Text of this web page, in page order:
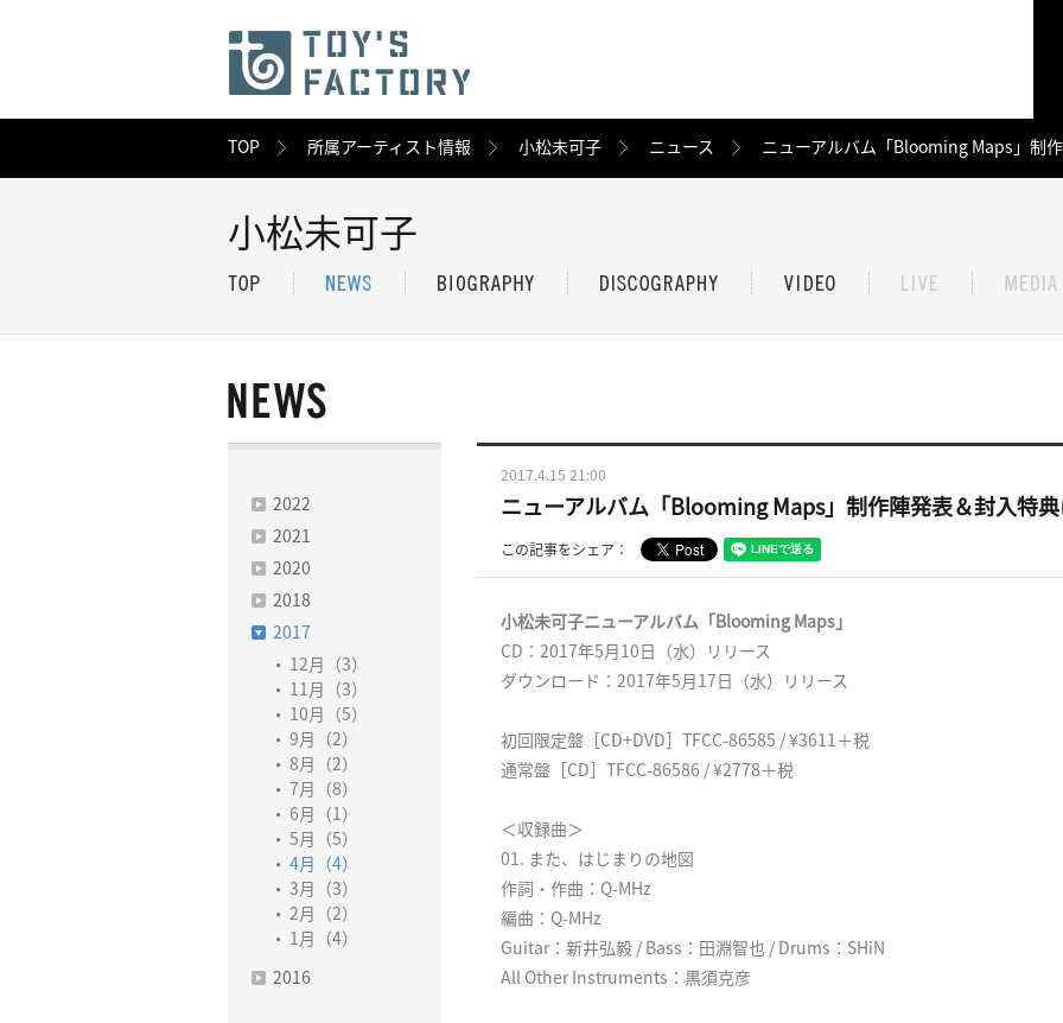
TOP 所属アーティスト情報 小松未可子 ニュース ニューアルバム「Blooming Maps」制
小松未可子
2022
2021
2020
2018
2017
12月（3）
11月（3）
10月（5）
9月（2）
8月（2）
7月（8）
6月（1）
5月（5）
4月（4）
3月（3）
2月（2）
1月（4）
2016
2017.4.15 21:00
ニューアルバム「Blooming Maps」制作陣発表＆封入特
この記事をシェア：
小松未可子ニューアルバム「Blooming Maps」
CD：2017年5月10日（水）リリース
ダウンロード：2017年5月17日（水）リリース
初回限定盤［CD+DVD］TFCC-86585 / ¥3611＋税
通常盤［CD］TFCC-86586 / ¥2778＋税
＜収録曲＞
01. また、はじまりの地図
作詞・作曲：Q-MHz
編曲：Q-MHz
Guitar：新井弘毅 / Bass：田淵智也 / Drums：SHiN
All Other Instruments：黒須克彦